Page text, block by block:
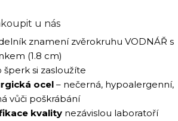
u nás
znamení zvěrokruhu VODNÁŘ s
(1.8 cm)
šperk si zasloužíte
ocel – nečerná, hypoalergenní,
vůči poškrábání
kvality nezávislou laboratoří